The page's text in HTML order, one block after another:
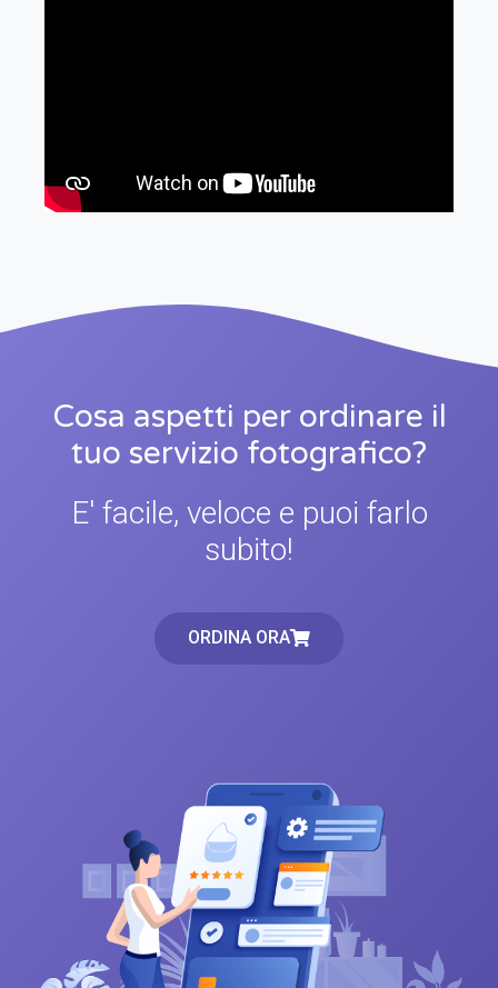
Cosa aspetti per ordinare il
tuo servizio fotografico?
E' facile, veloce e puoi farlo
subito!
ORDINA ORA